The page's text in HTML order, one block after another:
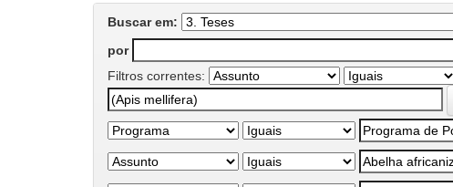
Buscar em:
por
Filtros correntes: